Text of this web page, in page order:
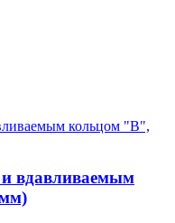
вдавливаемым